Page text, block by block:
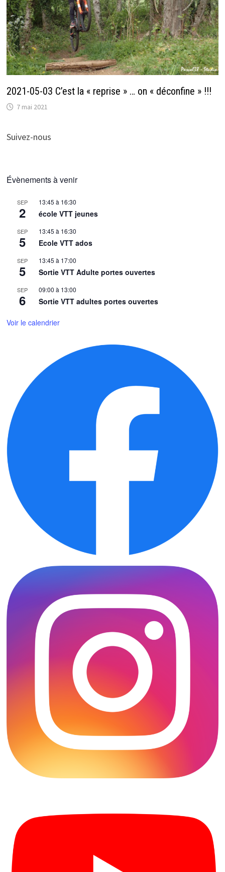
2021-05-03 C’est la « reprise » … on « déconfine » !!!
7 mai 2021
Suivez-nous
Évènements à venir
SEP
2
13:45 à 16:30
école VTT jeunes
SEP
5
13:45 à 16:30
Ecole VTT ados
SEP
5
13:45 à 17:00
Sortie VTT Adulte portes ouvertes
SEP
6
09:00 à 13:00
Sortie VTT adultes portes ouvertes
Voir le calendrier